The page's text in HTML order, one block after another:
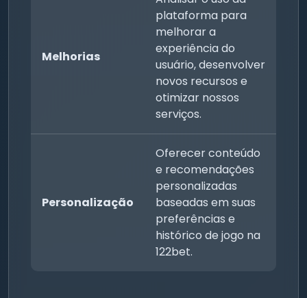
Melhorias
plataforma para
melhorar a
experiência do
usuário, desenvolver
novos recursos e
otimizar nossos
serviços.
Personalização
Oferecer conteúdo
e recomendações
personalizadas
baseadas em suas
preferências e
histórico de jogo na
122bet.